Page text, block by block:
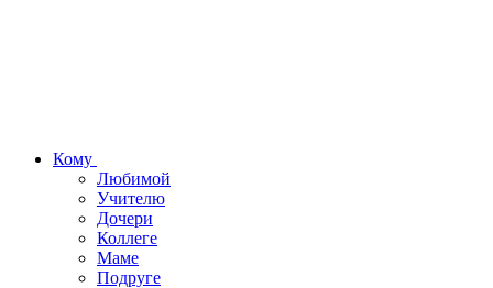
Кому
Любимой
Учителю
Дочери
Коллеге
Маме
Подруге